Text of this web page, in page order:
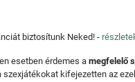
biztosítunk Neked! -
esetben érdemes a megfelelő
szexjátékokat kifejezetten az